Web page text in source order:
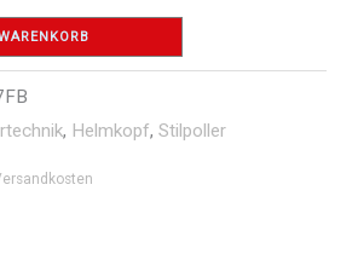
, Helmkopf,Stilpoller